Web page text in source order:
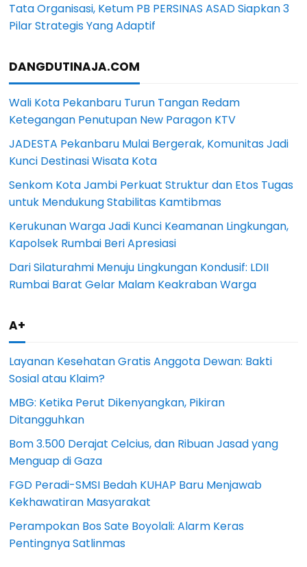
Tata Organisasi, Ketum PB PERSINAS ASAD Siapkan 3
Pilar Strategis Yang Adaptif
DANGDUTINAJA.COM
Wali Kota Pekanbaru Turun Tangan Redam
Ketegangan Penutupan New Paragon KTV
JADESTA Pekanbaru Mulai Bergerak, Komunitas Jadi
Kunci Destinasi Wisata Kota
Senkom Kota Jambi Perkuat Struktur dan Etos Tugas
untuk Mendukung Stabilitas Kamtibmas
Kerukunan Warga Jadi Kunci Keamanan Lingkungan,
Kapolsek Rumbai Beri Apresiasi
Dari Silaturahmi Menuju Lingkungan Kondusif: LDII
Rumbai Barat Gelar Malam Keakraban Warga
A+
Layanan Kesehatan Gratis Anggota Dewan: Bakti
Sosial atau Klaim?
MBG: Ketika Perut Dikenyangkan, Pikiran
Ditangguhkan
Bom 3.500 Derajat Celcius, dan Ribuan Jasad yang
Menguap di Gaza
FGD Peradi-SMSI Bedah KUHAP Baru Menjawab
Kekhawatiran Masyarakat
Perampokan Bos Sate Boyolali: Alarm Keras
Pentingnya Satlinmas